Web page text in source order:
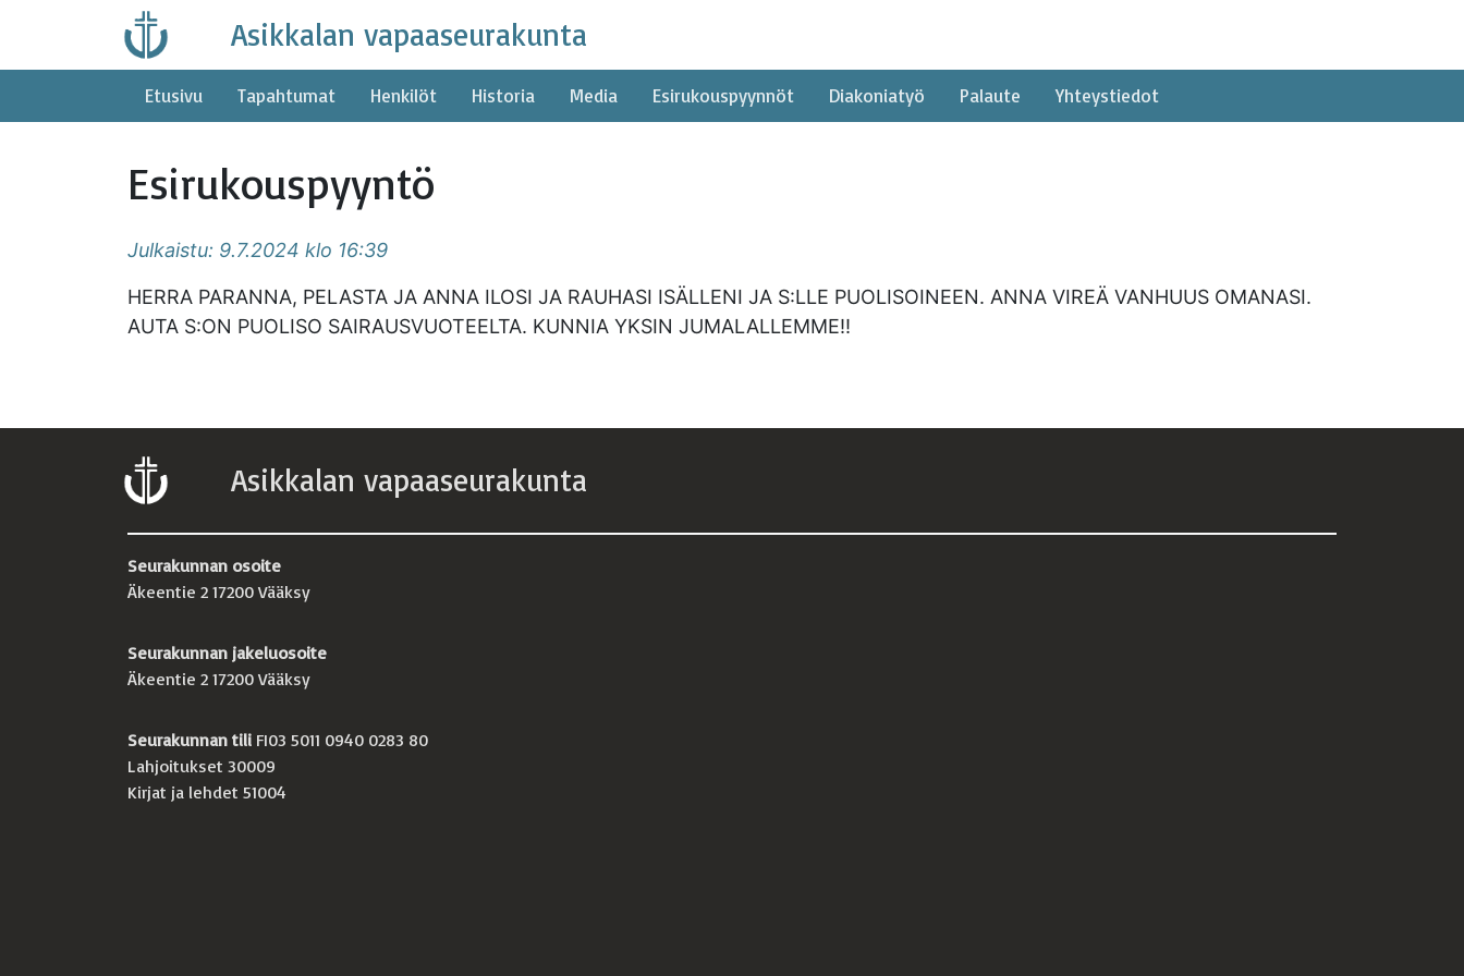
content
Asikkalan vapaaseurakunta
Etusivu Tapahtumat Henkilöt Historia Media Esirukouspyynnöt Diakoniatyö Palaute Yhteystiedot
Esirukouspyyntö
Julkaistu: 9.7.2024 klo 16:39
HERRA PARANNA, PELASTA JA ANNA ILOSI JA RAUHASI ISÄLLENI JA S:LLE PUOLISOINEEN. ANNA VIREÄ VANHUUS OMANASI.
AUTA S:ON PUOLISO SAIRAUSVUOTEELTA. KUNNIA YKSIN JUMALALLEMME!!
Asikkalan vapaaseurakunta
Seurakunnan osoite
Äkeentie 2 17200 Vääksy
Seurakunnan jakeluosoite
Äkeentie 2 17200 Vääksy
Seurakunnan tili FI03 5011 0940 0283 80
Lahjoitukset 30009
Kirjat ja lehdet 51004